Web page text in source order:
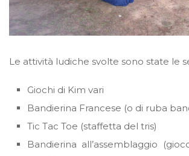
Le attività ludiche svolte sono state le
Giochi di Kim vari
Bandierina Francese (o di ruba
Tic Tac Toe (staffetta del tris)
Bandierina all’assemblaggio